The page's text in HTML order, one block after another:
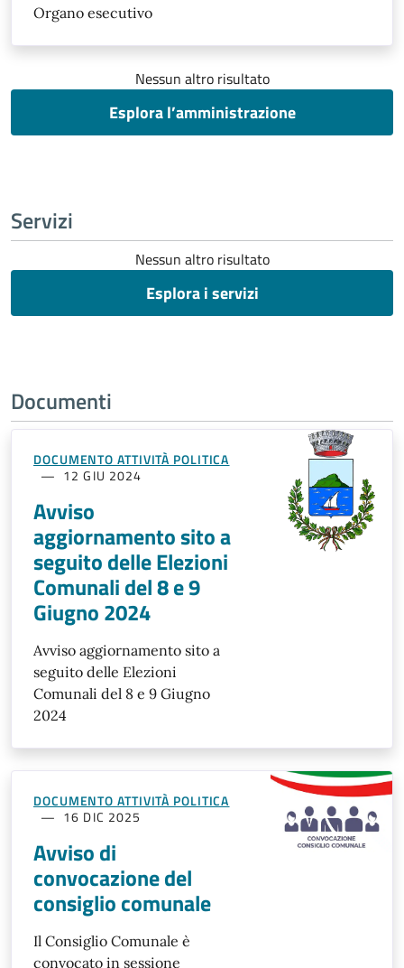
Organo esecutivo
Nessun altro risultato
Esplora l’amministrazione
Servizi
Nessun altro risultato
Esplora i servizi
Documenti
DOCUMENTO ATTIVITÀ POLITICA
12 GIU 2024
Avviso
aggiornamento sito a
seguito delle Elezioni
Comunali del 8 e 9
Giugno 2024
Avviso aggiornamento sito a
seguito delle Elezioni
Comunali del 8 e 9 Giugno
2024
DOCUMENTO ATTIVITÀ POLITICA
16 DIC 2025
Avviso di
convocazione del
consiglio comunale
Il Consiglio Comunale è
convocato in sessione